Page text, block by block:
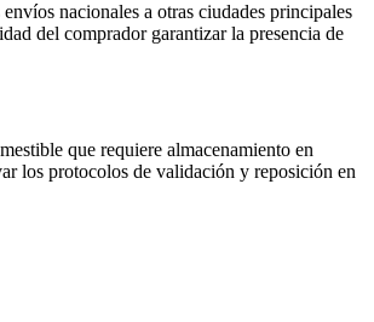
nacionales a otras ciudades principales
del comprador garantizar la presencia de
que requiere almacenamiento en
los protocolos de validación y reposición en